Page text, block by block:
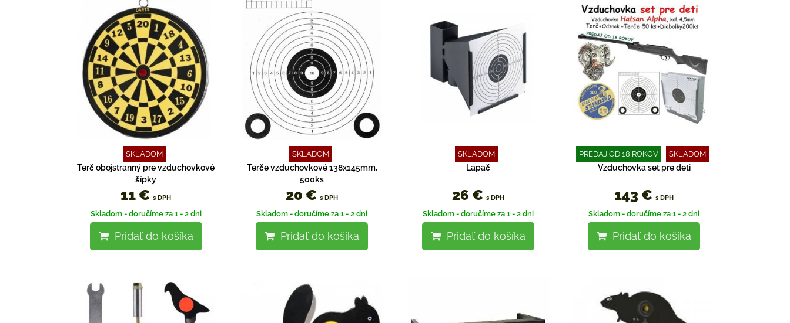
SKLADOM
Terč obojstranný pre vzduchovkové
šípky
11 €s DPH
Skladom - doručíme za 1 - 2 dni
Pridať do košíka
SKLADOM
Terče vzduchovkové 138x145mm,
500ks
20 €s DPH
Skladom - doručíme za 1 - 2 dni
Pridať do košíka
SKLADOM
Lapač
26 € s DPH
Skladom - doručíme za 1 - 2 dni
Pridať do košíka
PREDAJ OD 18 ROKOV SKLADOM
Vzduchovka set pre deti
143 €s DPH
Skladom - doručíme za 1 - 2 dni
Pridať do košíka